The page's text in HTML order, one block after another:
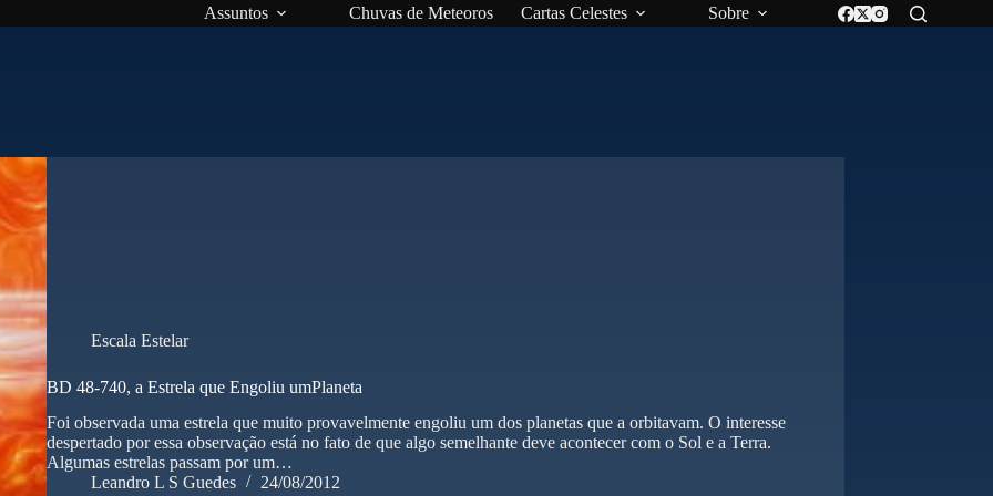
Assuntos Chuvas de Meteoros Cartas Celestes Sobre
Escala Estelar
BD 48-740, a Estrela que Engoliu umPlaneta
Foi observada uma estrela que muito provavelmente engoliu um dos planetas que a orbitavam. O interesse
despertado por essa observação está no fato de que algo semelhante deve acontecer com o Sol e a Terra.
Algumas estrelas passam por um…
Leandro L S Guedes
24/08/2012